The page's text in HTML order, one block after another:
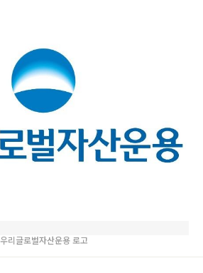
우리글로벌자산운용 로고